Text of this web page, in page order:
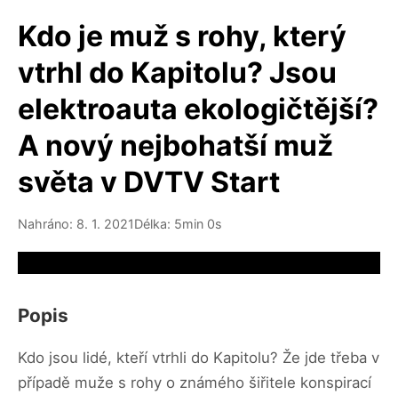
Kdo je muž s rohy, který
vtrhl do Kapitolu? Jsou
elektroauta ekologičtější?
A nový nejbohatší muž
světa v DVTV Start
Nahráno: 8. 1. 2021Délka: 5min 0s
Popis
Kdo jsou lidé, kteří vtrhli do Kapitolu? Že jde třeba v
případě muže s rohy o známého šiřitele konspirací